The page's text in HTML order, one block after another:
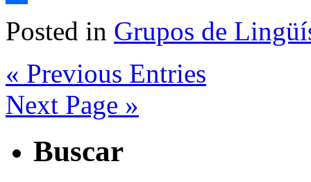
Posted in Grupos de
« Previous Entries
Next Page »
Buscar